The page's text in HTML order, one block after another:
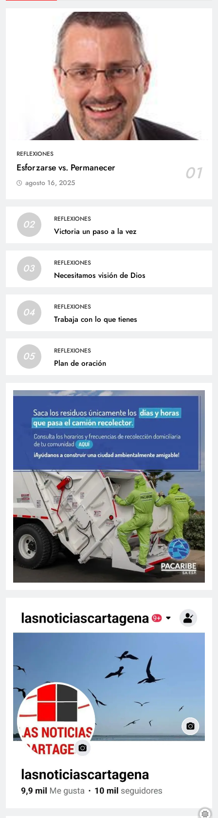
REFLEXIONES
Esforzarse vs. Permanecer 01
agosto 16, 2025
02 REFLEXIONES
Victoria un paso a la vez
03 REFLEXIONES
Necesitamos visión de Dios
04 REFLEXIONES
Trabaja con lo que tienes
05 REFLEXIONES
Plan de oración